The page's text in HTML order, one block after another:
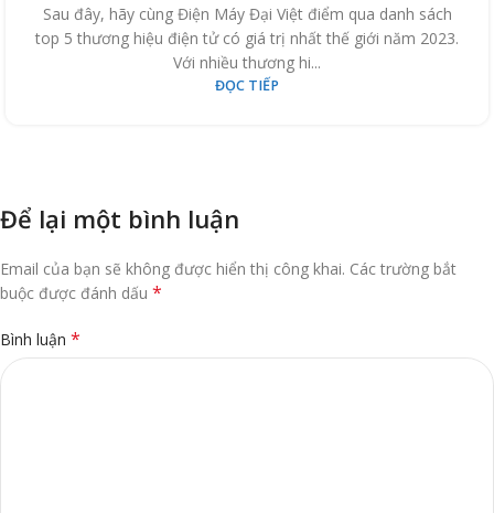
Sau đây, hãy cùng Điện Máy Đại Việt điểm qua danh sách
top 5 thương hiệu điện tử có giá trị nhất thế giới năm 2023.
Với nhiều thương hi...
ĐỌC TIẾP
Để lại một bình luận
Email của bạn sẽ không được hiển thị công khai. Các trường bắt
buộc được đánh dấu *
Bình luận *